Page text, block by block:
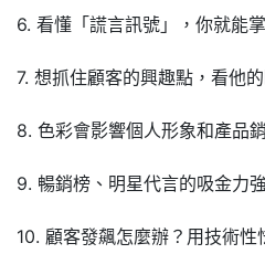
6. 看懂「謊言訊號」，你就能
7. 想抓住顧客的興趣點，看他的
8. 色彩會影響個人形象和產品
9. 暢銷榜、明星代言的吸金力
10. 顧客發飆怎麼辦？用技術性